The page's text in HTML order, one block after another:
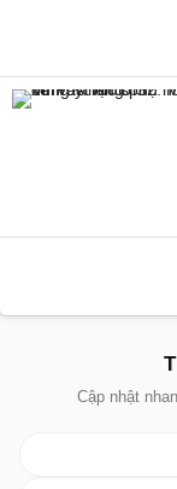
Cập nhật